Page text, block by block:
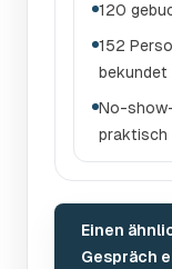
120
152
bekundet
No-
praktisch
Einen
Gespräch